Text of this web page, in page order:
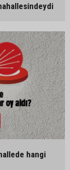
hangi